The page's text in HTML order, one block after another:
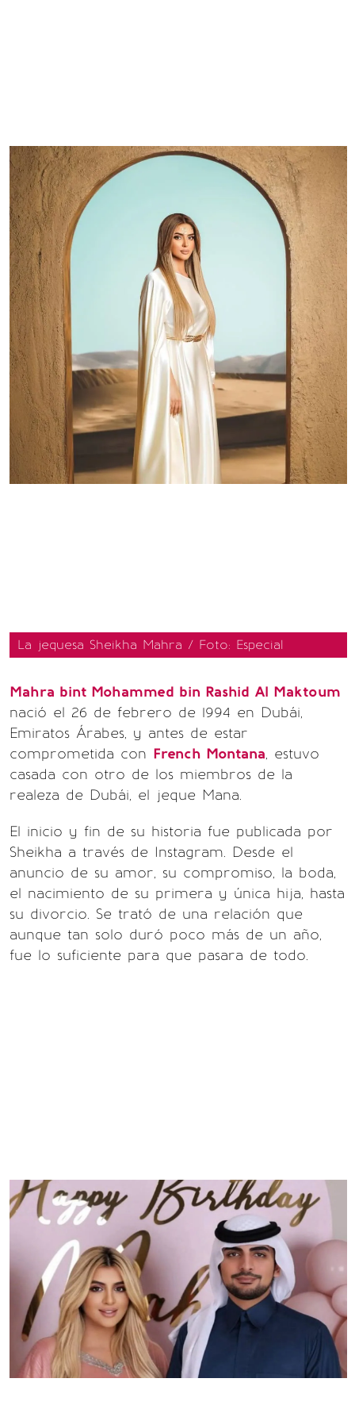
La jequesa Sheikha Mahra / Foto: Especial
Mahra bint Mohammed bin Rashid Al Maktoum
nació el 26 de febrero de 1994 en Dubái,
Emiratos Árabes, y antes de estar
comprometida con French Montana, estuvo
casada con otro de los miembros de la
realeza de Dubái, el jeque Mana.
El inicio y fin de su historia fue publicada por
Sheikha a través de Instagram. Desde el
anuncio de su amor, su compromiso, la boda,
el nacimiento de su primera y única hija, hasta
su divorcio. Se trató de una relación que
aunque tan solo duró poco más de un año,
fue lo suficiente para que pasara de todo.